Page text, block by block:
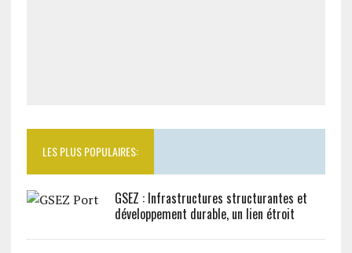
LES PLUS POPULAIRES:
GSEZ : Infrastructures structurantes et
développement durable, un lien étroit